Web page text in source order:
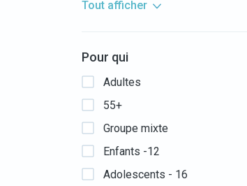
Tout afficher
Pour qui
Adultes
55+
Groupe mixte
Enfants -12
Adolescents - 16